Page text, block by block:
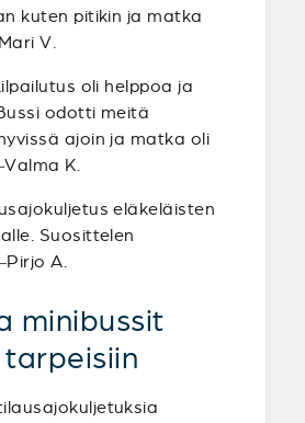
kuten pitikin ja matka
V.
oli helppoa ja
odotti meitä
ajoin ja matka oli
K.
eläkeläisten
Suosittelen
A.
minibussit